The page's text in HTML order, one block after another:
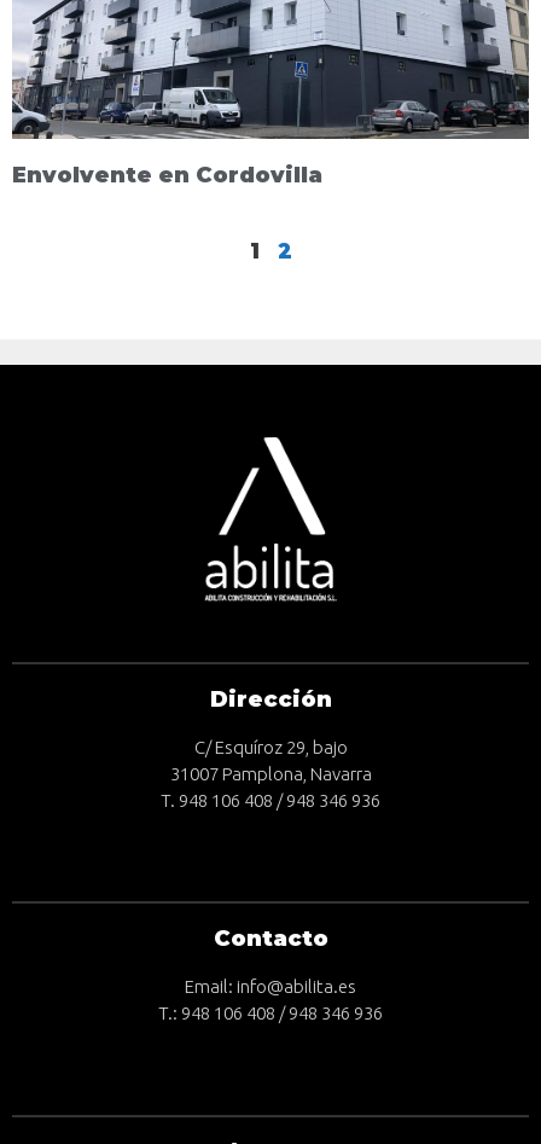
Envolvente en Cordovilla
1 2
Dirección
C/ Esquíroz 29, bajo
31007 Pamplona, Navarra
T. 948 106 408 / 948 346 936
Contacto
Email: info@abilita.es
T.: 948 106 408 / 948 346 936